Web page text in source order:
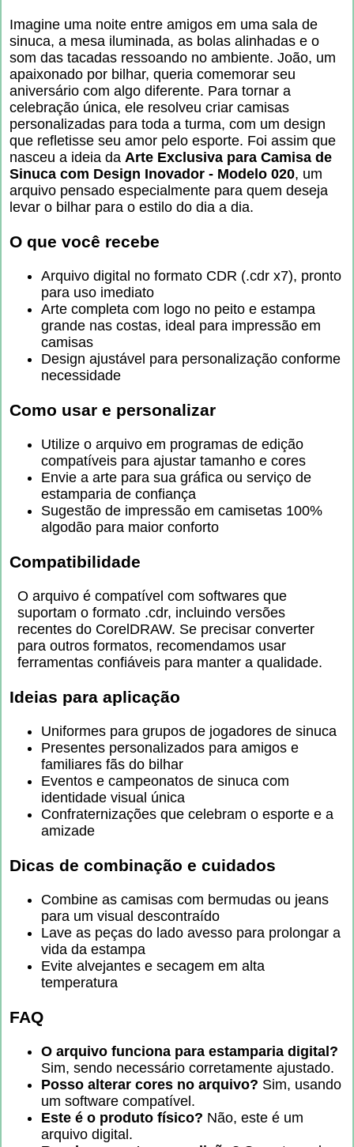
Imagine uma noite entre amigos em uma sala de
sinuca, a mesa iluminada, as bolas alinhadas e o
som das tacadas ressoando no ambiente. João, um
apaixonado por bilhar, queria comemorar seu
aniversário com algo diferente. Para tornar a
celebração única, ele resolveu criar camisas
personalizadas para toda a turma, com um design
que refletisse seu amor pelo esporte. Foi assim que
nasceu a ideia da Arte Exclusiva para Camisa de
Sinuca com Design Inovador - Modelo 020, um
arquivo pensado especialmente para quem deseja
levar o bilhar para o estilo do dia a dia.
O que você recebe
Arquivo digital no formato CDR (.cdr x7), pronto
para uso imediato
Arte completa com logo no peito e estampa
grande nas costas, ideal para impressão em
camisas
Design ajustável para personalização conforme
necessidade
Como usar e personalizar
Utilize o arquivo em programas de edição
compatíveis para ajustar tamanho e cores
Envie a arte para sua gráfica ou serviço de
estamparia de confiança
Sugestão de impressão em camisetas 100%
algodão para maior conforto
Compatibilidade
O arquivo é compatível com softwares que
suportam o formato .cdr, incluindo versões
recentes do CorelDRAW. Se precisar converter
para outros formatos, recomendamos usar
ferramentas confiáveis para manter a qualidade.
Ideias para aplicação
Uniformes para grupos de jogadores de sinuca
Presentes personalizados para amigos e
familiares fãs do bilhar
Eventos e campeonatos de sinuca com
identidade visual única
Confraternizações que celebram o esporte e a
amizade
Dicas de combinação e cuidados
Combine as camisas com bermudas ou jeans
para um visual descontraído
Lave as peças do lado avesso para prolongar a
vida da estampa
Evite alvejantes e secagem em alta
temperatura
FAQ
O arquivo funciona para estamparia digital?
Sim, sendo necessário corretamente ajustado.
Posso alterar cores no arquivo? Sim, usando
um software compatível.
Este é o produto físico? Não, este é um
arquivo digital.